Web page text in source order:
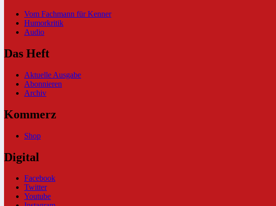
Vom Fachmann für Kenner
Humorkritik
Audio
Das Heft
Aktuelle Ausgabe
Abonnieren
Archiv
Kommerz
Shop
Digital
Facebook
Twitter
Youtube